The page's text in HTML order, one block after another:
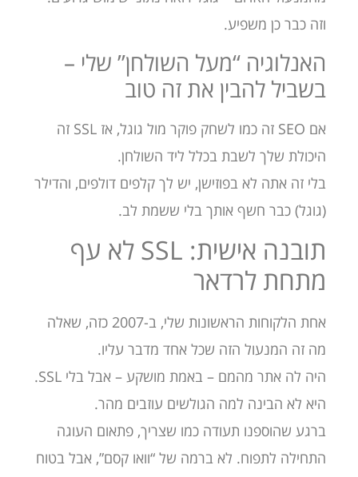
וזה כבר כן משפיע.
האנלוגיה “מעל השולחן” שלי –
בשביל להבין את זה טוב
אם SEO זה כמו לשחק פוקר מול גוגל, אז SSL זה
היכולת שלך לשבת בכלל ליד השולחן.
בלי זה אתה לא בפוזישן, יש לך קלפים דולפים, והדילר
(גוגל) כבר חשף אותך בלי ששמת לב.
תובנה אישית: SSL לא עף
מתחת לרדאר
אחת הלקוחות הראשונות שלי, ב-2007 כזה, שאלה
מה זה המנעול הזה שכל אחד מדבר עליו.
היה לה אתר מהמם – באמת מושקע – אבל בלי SSL.
היא לא הבינה למה הגולשים עוזבים מהר.
ברגע שהוספנו תעודה כמו שצריך, פתאום העוגה
התחילה לתפוח. לא ברמה של “וואו קסם”, אבל בטוח